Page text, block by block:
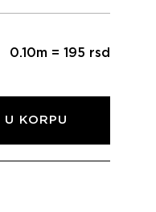
0.10m = 195 rsd
U KORPU